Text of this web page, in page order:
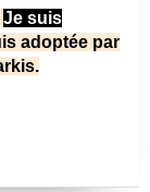
Je suis
adoptée par